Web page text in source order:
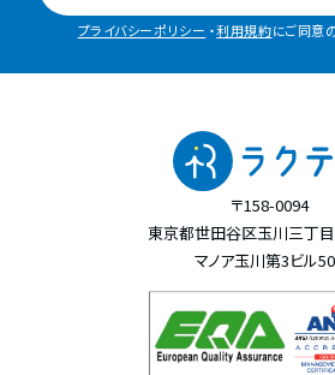
プライバシーポリシー ・利用規約にご同意
〒158-0094
東京都世田谷区玉川三丁
マノア玉川第3ビル